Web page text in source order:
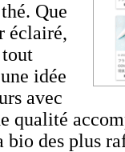
Que
éclairé,
tout
idée
avec
qualité
bio des plus